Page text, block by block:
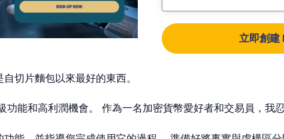
立即創建
切片麵包以來最好的東西。
功能和高利潤機會。 作為一名加密貨幣愛好者和交易員，我